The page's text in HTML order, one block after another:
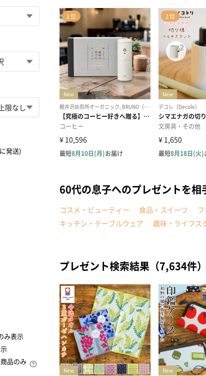
発送)
み表示
品のみ
60代の息子へのプレゼントを
コスメ・ビューティー 食品・スイーツ
キッチン・テーブルウェア
趣味・ライフス
プレゼント検索結果（7,634件）